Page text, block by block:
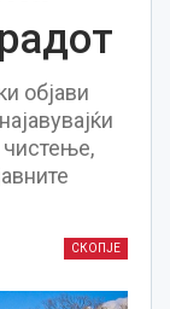
објави
СКОПЈЕ